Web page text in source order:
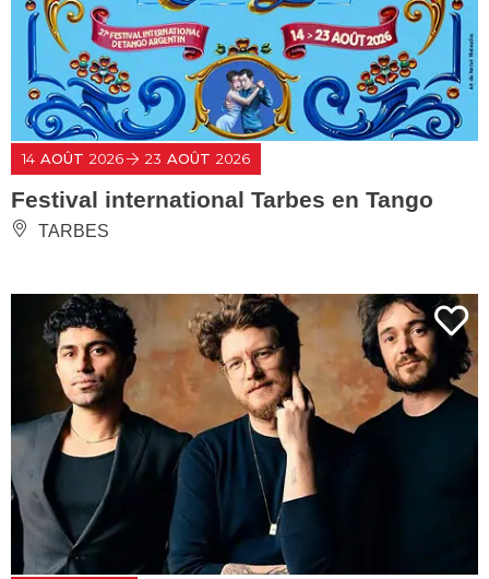
14 AOÛT 2026 23 AOÛT 2026
Festival international Tarbes en Tango
TARBES